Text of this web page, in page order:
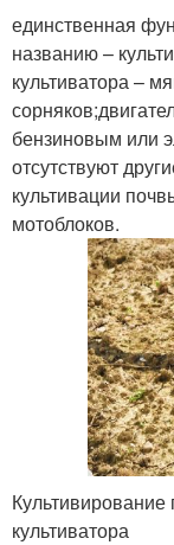
единственная
названию –
культиватора –
бензиновым или
отсутствуют
культивации
мотоблоков.
культиватора